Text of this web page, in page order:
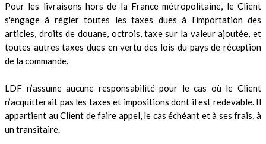
Pour les livraisons hors de la France métropolitaine, le Client
s'engage à régler toutes les taxes dues à l'importation des
articles, droits de douane, octrois, taxe sur la valeur ajoutée, et
toutes autres taxes dues en vertu des lois du pays de réception
de la commande.
LDF n’assume aucune responsabilité pour le cas où le Client
n’acquitterait pas les taxes et impositions dont il est redevable. Il
appartient au Client de faire appel, le cas échéant et à ses frais, à
un transitaire.